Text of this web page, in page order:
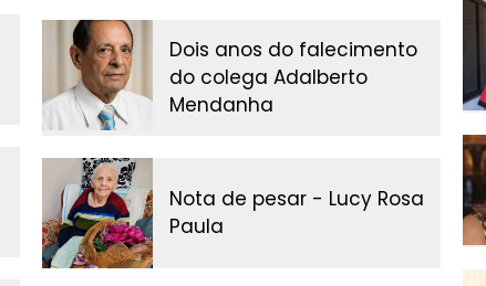
Dois anos do falecimento
do colega Adalberto
Mendanha
Nota de pesar - Lucy Rosa
Paula